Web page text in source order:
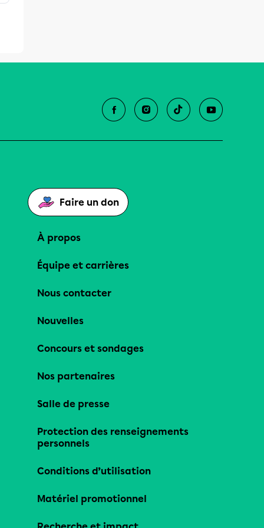
Faire un don
À propos
Équipe et carrières
Nous contacter
Nouvelles
Concours et sondages
Nos partenaires
Salle de presse
Protection des renseignements
personnels
Conditions d’utilisation
Matériel promotionnel